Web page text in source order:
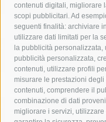
contenuti digitali, migliorare
scopi pubblicitari. Ad
seguenti finalità: archiviare
utilizzare dati limitati per la
la pubblicità
pubblicità personalizzata,
contenuti, utilizzare profili
misurare le prestazioni
contenuti, comprendere il
combinazione di dati
migliorare i servizi,
acqua allerta meteo
area marina protetta di
Asl Napoli 3 sud
castellammare di stabia
comune di sorrento
costiera amalfitana